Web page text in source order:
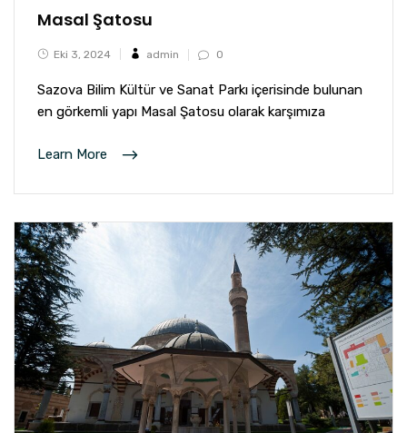
Masal Şatosu
Eki 3, 2024 admin 0
Sazova Bilim Kültür ve Sanat Parkı içerisinde bulunan
en görkemli yapı Masal Şatosu olarak karşımıza
Learn More